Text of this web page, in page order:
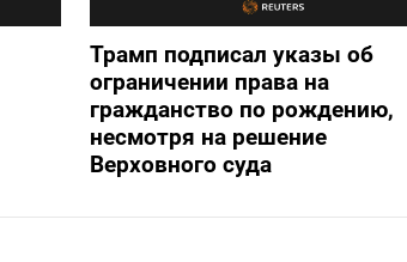
Трамп подписал указы об
ограничении права на
гражданство по рождению,
несмотря на решение
Верховного суда